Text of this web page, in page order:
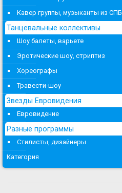
Кавер группы, музыканты из СПБ
Танцевальные коллективы
Шоу балеты, варьете
Эротические шоу, стриптиз
Хореографы
Травести-шоу
Звезды Евровидения
Евровидение
Разные программы
Стилисты, дизайнеры
Категория